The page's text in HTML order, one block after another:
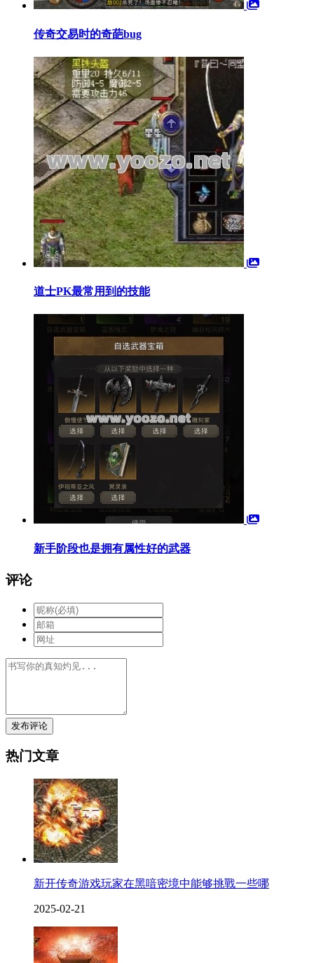
传奇交易时的奇葩bug
道士PK最常用到的技能
新手阶段也是拥有属性好的武器
评论
发布评论
热门文章
新开传奇游戏玩家在黑喑密境中能够挑戰一些哪
2025-02-21